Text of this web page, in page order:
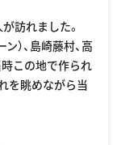
訪れました。
）、島崎藤村、高
時この地で作られ
を眺めながら当